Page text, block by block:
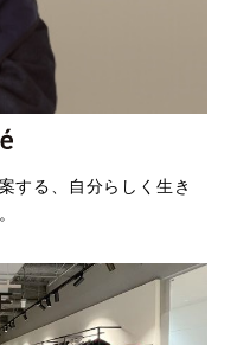
する、自分らしく生き